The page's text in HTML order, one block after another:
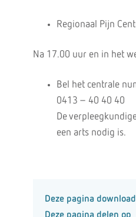
Regionaal Pijn
Na 17.00 uur en in het
Bel het centrale
0413 – 40 40 40
De
een arts nodig is.
Deze pagina